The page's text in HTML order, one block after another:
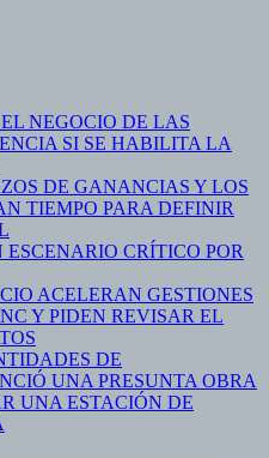
NEGOCIO DE LAS
SI SE HABILITA LA
DE GANANCIAS Y LOS
TIEMPO PARA DEFINIR
CRÍTICO POR
ACELERAN GESTIONES
Y PIDEN REVISAR EL
DE
UNA PRESUNTA OBRA
UNA ESTACIÓN DE